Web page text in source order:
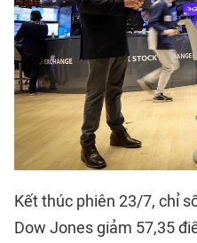
Kết thúc phiên 23/7, chỉ
Dow Jones giảm 57,35